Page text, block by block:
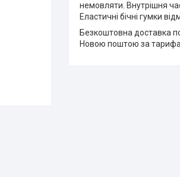
немовляти. Внутрішня
Еластичні бічні гумки
Безкоштовна доставка
Новою поштою за